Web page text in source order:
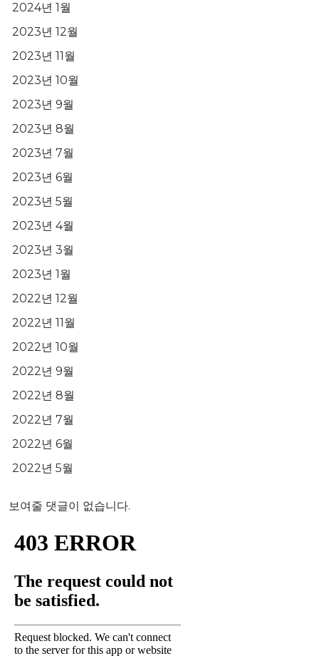
2024년 1월
2023년 12월
2023년 11월
2023년 10월
2023년 9월
2023년 8월
2023년 7월
2023년 6월
2023년 5월
2023년 4월
2023년 3월
2023년 1월
2022년 12월
2022년 11월
2022년 10월
2022년 9월
2022년 8월
2022년 7월
2022년 6월
2022년 5월
보여줄 댓글이 없습니다.